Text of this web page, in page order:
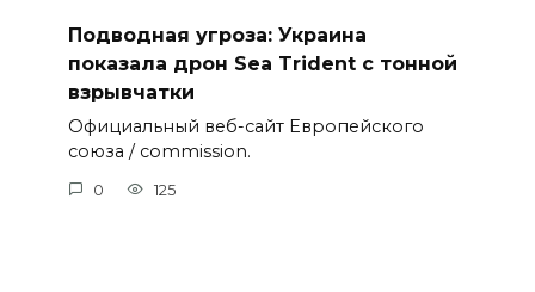
Подводная угроза: Украина
показала дрон Sea Trident с тонной
взрывчатки
Официальный веб-сайт Европейского
союза / commission.
0 125